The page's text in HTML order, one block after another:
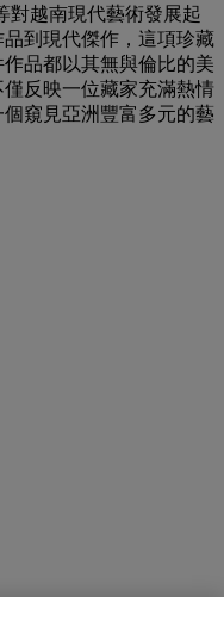
對越南現代藝術發展起
到現代傑作，這項珍藏
品都以其無與倫比的美
反映一位藏家充滿熱情
窺見亞洲豐富多元的藝